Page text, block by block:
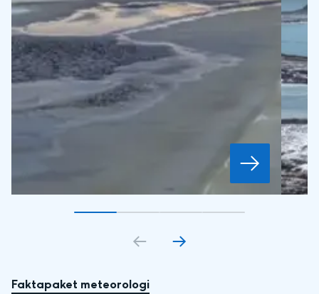
Gå till bildkort1
Gå till bildkort2
Gå till bildkort3
Gå till bildkort
Faktapaket meteorologi